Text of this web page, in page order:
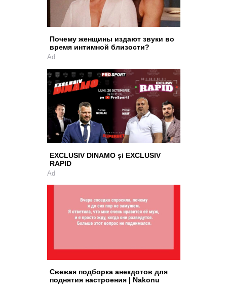
Почему женщины издают звуки во
время интимной близости?
Ad
EXCLUSIV DINAMO și EXCLUSIV
RAPID
Ad
Свежая подборка анекдотов для
поднятия настроения | Nakonu